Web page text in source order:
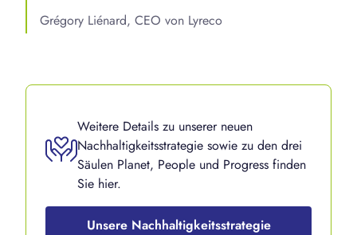
Grégory Liénard, CEO von Lyreco
Weitere Details zu unserer neuen
Nachhaltigkeitsstrategie sowie zu den drei
Säulen Planet, People und Progress finden
Sie hier.
Unsere Nachhaltigkeitsstrategie